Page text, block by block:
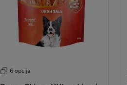
6 opcija